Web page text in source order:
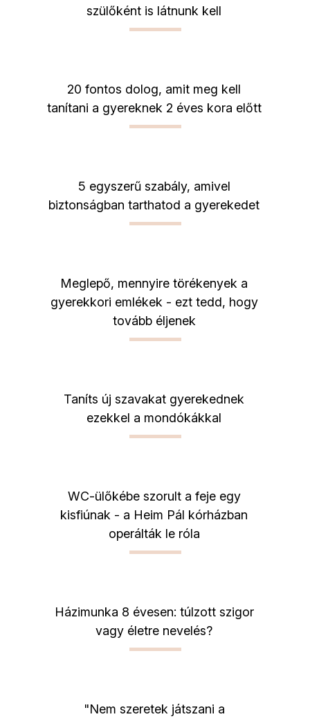
szülőként is látnunk kell
20 fontos dolog, amit meg kell
tanítani a gyereknek 2 éves kora előtt
5 egyszerű szabály, amivel
biztonságban tarthatod a gyerekedet
Meglepő, mennyire törékenyek a
gyerekkori emlékek - ezt tedd, hogy
tovább éljenek
Taníts új szavakat gyerekednek
ezekkel a mondókákkal
WC-ülőkébe szorult a feje egy
kisfiúnak - a Heim Pál kórházban
operálták le róla
Házimunka 8 évesen: túlzott szigor
vagy életre nevelés?
"Nem szeretek játszani a